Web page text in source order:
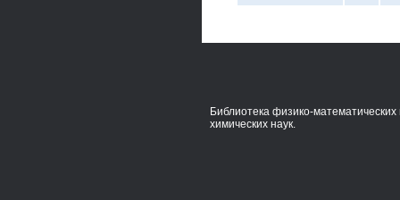
Библиотека физико-математических
химических наук.